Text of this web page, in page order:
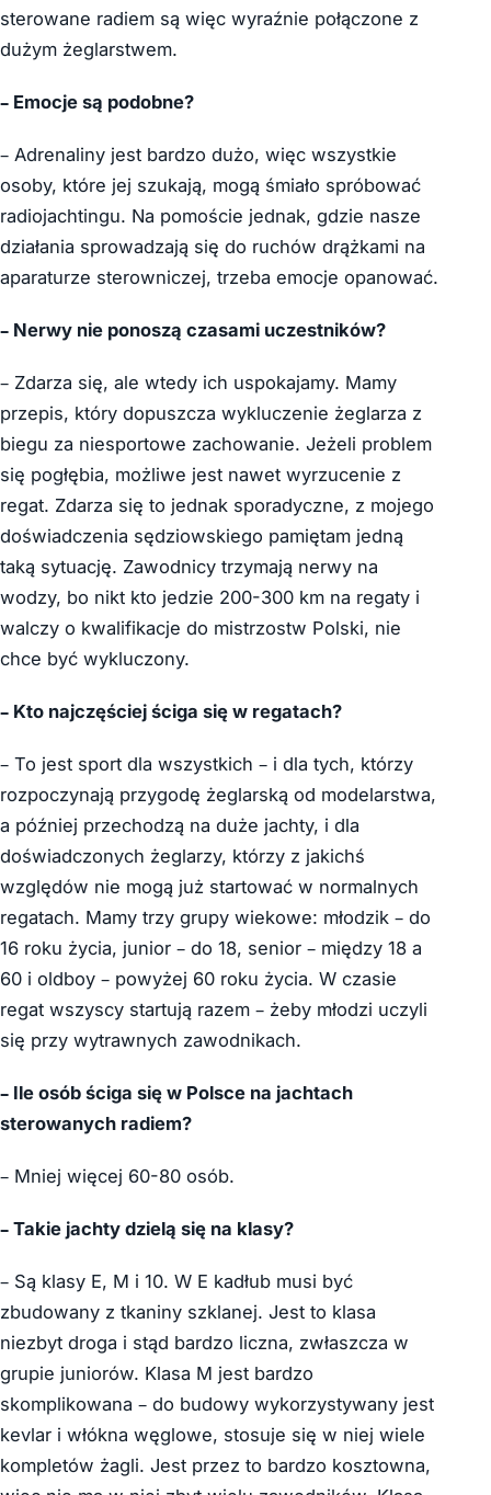
sterowane radiem są więc wyraźnie połączone z
dużym żeglarstwem.
– Emocje są podobne?
– Adrenaliny jest bardzo dużo, więc wszystkie
osoby, które jej szukają, mogą śmiało spróbować
radiojachtingu. Na pomoście jednak, gdzie nasze
działania sprowadzają się do ruchów drążkami na
aparaturze sterowniczej, trzeba emocje opanować.
– Nerwy nie ponoszą czasami uczestników?
– Zdarza się, ale wtedy ich uspokajamy. Mamy
przepis, który dopuszcza wykluczenie żeglarza z
biegu za niesportowe zachowanie. Jeżeli problem
się pogłębia, możliwe jest nawet wyrzucenie z
regat. Zdarza się to jednak sporadyczne, z mojego
doświadczenia sędziowskiego pamiętam jedną
taką sytuację. Zawodnicy trzymają nerwy na
wodzy, bo nikt kto jedzie 200-300 km na regaty i
walczy o kwalifikacje do mistrzostw Polski, nie
chce być wykluczony.
– Kto najczęściej ściga się w regatach?
– To jest sport dla wszystkich – i dla tych, którzy
rozpoczynają przygodę żeglarską od modelarstwa,
a później przechodzą na duże jachty, i dla
doświadczonych żeglarzy, którzy z jakichś
względów nie mogą już startować w normalnych
regatach. Mamy trzy grupy wiekowe: młodzik – do
16 roku życia, junior – do 18, senior – między 18 a
60 i oldboy – powyżej 60 roku życia. W czasie
regat wszyscy startują razem – żeby młodzi uczyli
się przy wytrawnych zawodnikach.
– Ile osób ściga się w Polsce na jachtach
sterowanych radiem?
– Mniej więcej 60-80 osób.
– Takie jachty dzielą się na klasy?
– Są klasy E, M i 10. W E kadłub musi być
zbudowany z tkaniny szklanej. Jest to klasa
niezbyt droga i stąd bardzo liczna, zwłaszcza w
grupie juniorów. Klasa M jest bardzo
skomplikowana – do budowy wykorzystywany jest
kevlar i włókna węglowe, stosuje się w niej wiele
kompletów żagli. Jest przez to bardzo kosztowna,